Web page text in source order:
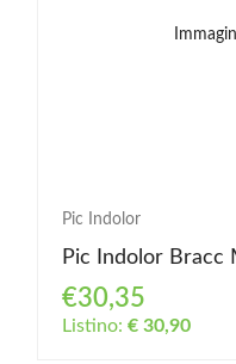
Pic Indolor
Pic Indolor Bracc
€30,35
Listino: € 30,90